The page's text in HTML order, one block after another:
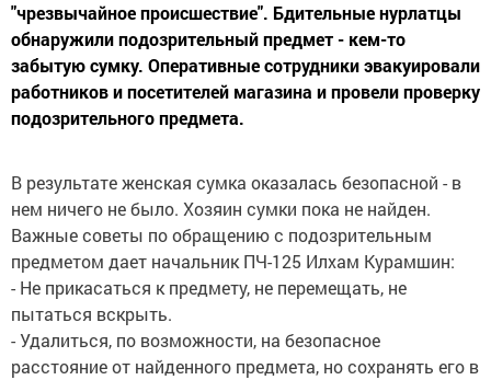
"чрезвычайное происшествие". Бдительные нурлатцы
обнаружили подозрительный предмет - кем-то
забытую сумку. Оперативные сотрудники эвакуировали
работников и посетителей магазина и провели проверку
подозрительного предмета.
В результате женская сумка оказалась безопасной - в
нем ничего не было. Хозяин сумки пока не найден.
Важные советы по обращению с подозрительным
предметом дает начальник ПЧ-125 Илхам Курамшин:
- Не прикасаться к предмету, не перемещать, не
пытаться вскрыть.
- Удалиться, по возможности, на безопасное
расстояние от найденного предмета, но сохранять его в